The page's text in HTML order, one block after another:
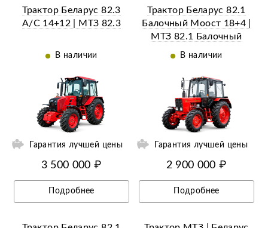
Трактор Беларус 82.3
А/C 14+12 | МТЗ 82.3
В наличии
Гарантия лучшей цены
3 500 000 ₽
Подробнее
Трактор Беларус 82.1
Балочный Моост 18+4 |
МТЗ 82.1 Балочный
В наличии
Гарантия лучшей цены
2 900 000 ₽
Подробнее